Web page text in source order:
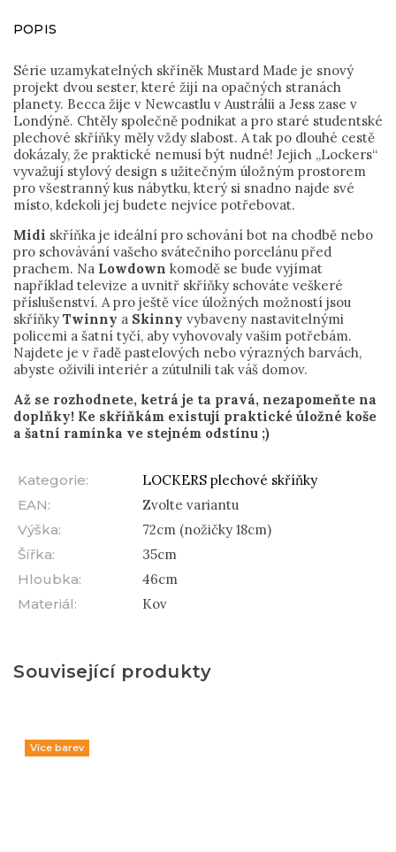
POPIS
Série uzamykatelných skříněk Mustard Made je snový
projekt dvou sester, které žijí na opačných stranách
planety. Becca žije v Newcastlu v Austrálii a Jess zase v
Londýně. Chtěly společně podnikat a pro staré studentské
plechové skříňky měly vždy slabost. A tak po dlouhé cestě
dokázaly, že praktické nemusí být nudné! Jejich „Lockers“
vyvažují stylový design s užitečným úložným prostorem
pro všestranný kus nábytku, který si snadno najde své
místo, kdekoli jej budete nejvíce potřebovat.
Midi skříňka je ideální pro schování bot na chodbě nebo
pro schovávání vašeho svátečního porcelánu před
prachem. Na Lowdown komodě se bude vyjímat
například televize a uvnitř skříňky schováte veškeré
příslušenství. A pro ještě více úložných možností jsou
skříňky Twinny a Skinny vybaveny nastavitelnými
policemi a šatní tyčí, aby vyhovovaly vašim potřebám.
Najdete je v řadě pastelových nebo výrazných barvách,
abyste oživili interiér a zútulnili tak váš domov.
Až se rozhodnete, ketrá je ta pravá, nezapomeňte na
doplňky! Ke skříňkám existují praktické úložné koše
a šatní ramínka ve stejném odstínu ;)
Kategorie:
LOCKERS plechové skříňky
EAN:
Zvolte variantu
Výška:
72cm (nožičky 18cm)
Šířka:
35cm
Hloubka:
46cm
Materiál: Kov
Související produkty
Více barev